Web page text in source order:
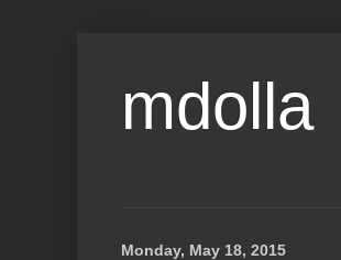
mdolla
Monday, May 18, 2015